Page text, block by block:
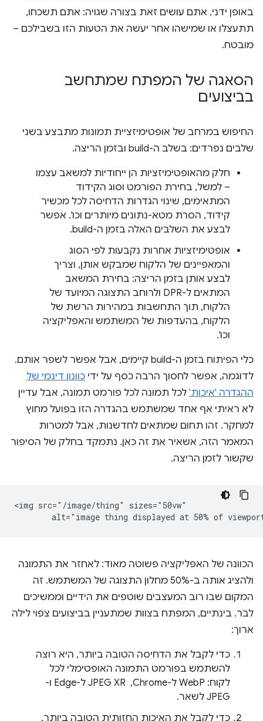
באופן ידני, אתם עושים זאת בצורה שגויה: אתם תשכחו,
תתעצלו או שמישהו אחר יעשה את הטעות הזו בשבילכם –
מובטח.
הסאגה של המפתח שמתחשב
בביצועים
החיפוש במרחב של אופטימיזציית תמונות מתבצע בשני
שלבים נפרדים: בשלב ה-build ובזמן הריצה.
חלק מהאופטימיזציות הן ייחודיות למשאב עצמו
– למשל, בחירת הפורמט וסוג הקידוד
המתאימים, שינוי הגדרות הדחיסה לכל מכשיר
קידוד, הסרת מטא-נתונים מיותרים וכו'. אפשר
לבצע את השלבים האלה בזמן ה-build.
אופטימיזציות אחרות נקבעות לפי הסוג
והמאפיינים של הלקוח שמבקש אותן, וצריך
לבצע אותן בזמן הריצה: בחירת המשאב
המתאים ל-DPR ולרוחב התצוגה המיועד של
הלקוח, תוך התחשבות במהירות הרשת של
הלקוח, בהעדפות של המשתמש והאפליקציה
וכו'.
כלי הפיתוח בזמן ה-build קיימים, אבל אפשר לשפר אותם.
לדוגמה, אפשר לחסוך הרבה כסף על ידי כוונון דינמי של
ההגדרה 'איכות' לכל תמונה לכל פורמט תמונה, אבל עדיין
לא ראיתי אף אחד שמשתמש בהגדרה הזו בפועל מחוץ
למחקר. זהו תחום שמתאים לחדשנות, אבל למטרות
המאמר הזה, אשאיר את זה כאן. נתמקד בחלק של הסיפור
שקשור לזמן הריצה.
<img src="/image/thing" sizes="50vw"
הכוונה של האפליקציה פשוטה מאוד: לאחזר את התמונה
ולהציג אותה ב-50% מחלון התצוגה של המשתמש. זה
המקום שבו רוב המעצבים שוטפים את הידיים וממשיכים
לבר. בינתיים, המפתח בצוות שמתעניין בביצועים צפוי לילה
ארוך:
כדי לקבל את הדחיסה הטובה ביותר, היא רוצה
להשתמש בפורמט התמונה האופטימלי לכל
לקוח: WebP ל-Chrome, ‏ JPEG XR ל-Edge ו-
JPEG לשאר.
כדי לקבל את האיכות החזותית הטובה ביותר,